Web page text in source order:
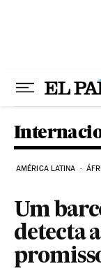
AMÉRICA LATINA
Um
detecta